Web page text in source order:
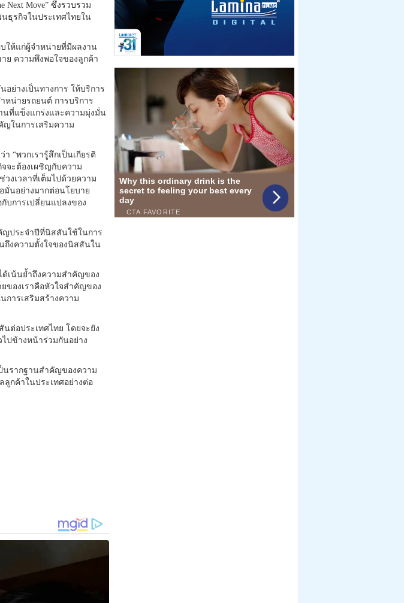
Next Move” ซึ่งรวบรวม
ธุรกิจในประเทศไทยใน
บให้แก่ผู้จำหน่ายที่มีผลงาน
ย ความพึงพอใจของลูกค้า
ย่างเป็นทางการ ให้บริการ
หน่ายรถยนต์ การบริการ
นที่แข็งแกร่งและความมุ่งมั่น
ญในการเสริมความ
“พวกเรารู้สึกเป็นเกียรติ
จะต้องเผชิญกับความ
งเวลาที่เต็มไปด้วยความ
มั่นอย่างมากต่อนโยบาย
บการเปลี่ยนแปลงของ
คัญประจำปีที่นิสสันใช้ในการ
ถึงความตั้งใจของนิสสันใน
เน้นย้ำถึงความสำคัญของ
ของเราคือหัวใจสำคัญของ
การเสริมสร้างความ
นต่อประเทศไทย โดยจะยัง
ปข้างหน้าร่วมกันอย่าง
นรากฐานสำคัญของความ
ลูกค้าในประเทศอย่างต่อ